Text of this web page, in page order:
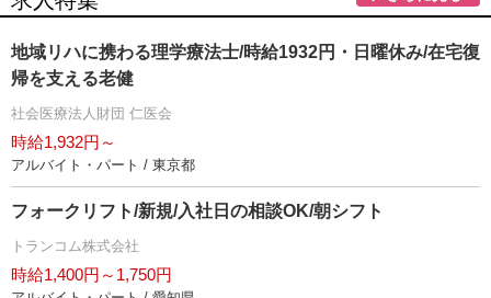
地域リハに携わる理学療法士/時給1932円・日曜休み/在宅復
帰を支える老健
社会医療法人財団 仁医会
時給1,932円～
アルバイト・パート / 東京都
フォークリフト/新規/入社日の相談OK/朝シフト
トランコム株式会社
時給1,400円～1,750円